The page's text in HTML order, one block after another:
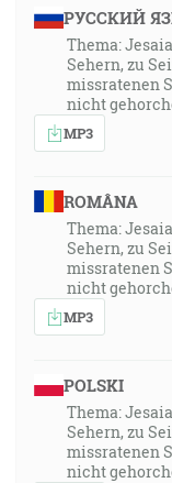
РУССКИЙ
Thema:
Sehern, zu
missratenen
nicht
MP3
ROMÂNA
Thema:
Sehern, zu
missratenen
nicht
MP3
POLSKI
Thema:
Sehern, zu
missratenen
nicht